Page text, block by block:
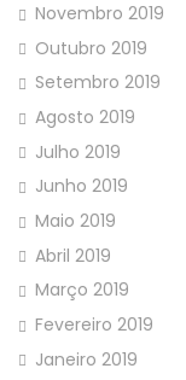
Novembro 2019
Outubro 2019
Setembro 2019
Agosto 2019
Julho 2019
Junho 2019
Maio 2019
Abril 2019
Março 2019
Fevereiro 2019
Janeiro 2019